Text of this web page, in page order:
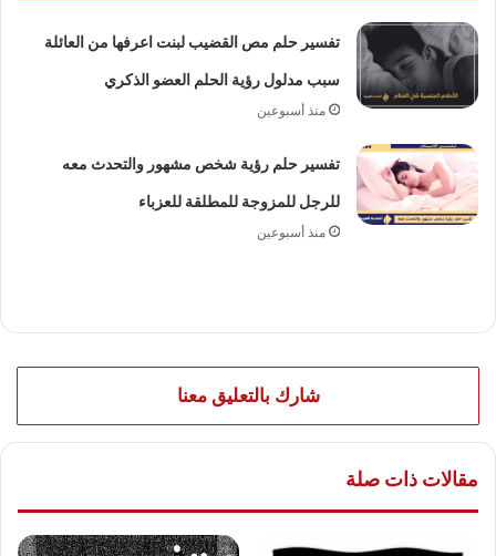
تفسير حلم مص القضيب لبنت اعرفها من العائلة
سبب مدلول رؤية الحلم العضو الذكري
منذ أسبوعين
تفسير حلم رؤية شخص مشهور والتحدث معه
للرجل للمزوجة للمطلقة للعزباء
منذ أسبوعين
شارك بالتعليق معنا
مقالات ذات صلة